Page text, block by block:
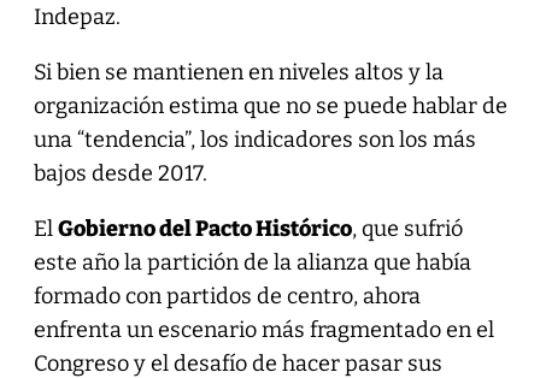
Indepaz.
Si bien se mantienen en niveles altos y la
organización estima que no se puede hablar de
una “tendencia”, los indicadores son los más
bajos desde 2017.
ElGobierno del Pacto Histórico, que sufrió
este año la partición de la alianza que había
formado con partidos de centro, ahora
enfrenta un escenario más fragmentado en el
Congreso y el desafío de hacer pasar sus